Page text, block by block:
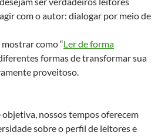
com o autor: dialogar por meio de
como “Ler de forma
formas de transformar sua
proveitoso.
nossos tempos oferecem
sobre o perfil de leitores e